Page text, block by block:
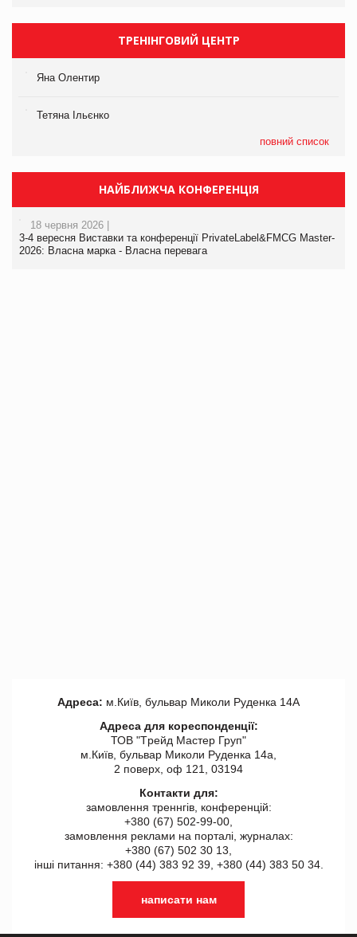
ТРЕНІНГОВИЙ ЦЕНТР
Яна Олентир
Тетяна Ільєнко
повний список
НАЙБЛИЖЧА КОНФЕРЕНЦІЯ
18 червня 2026 |
3-4 вересня Виставки та конференції PrivateLabel&FMCG Master-
2026: Власна марка - Власна перевага
Адреса: м.Київ, бульвар Миколи Руденка 14А
Адреса для кореспонденції:
ТОВ "Tрейд Мастер Груп"
м.Київ, бульвар Миколи Руденка 14а,
2 поверх, оф 121, 03194
Контакти для:
замовлення треннгів, конференцій:
+380 (67) 502-99-00,
замовлення реклами на порталі, журналах:
+380 (67) 502 30 13,
інші питання: +380 (44) 383 92 39, +380 (44) 383 50 34.
написати нам